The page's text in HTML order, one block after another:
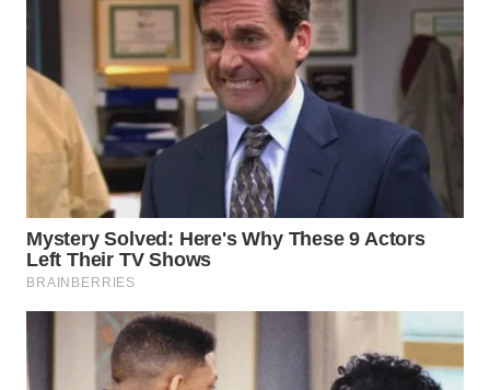
LAWAS
WN
SUMEDANG
WN
CIANJUR
KEPULAUAN
SERIBU